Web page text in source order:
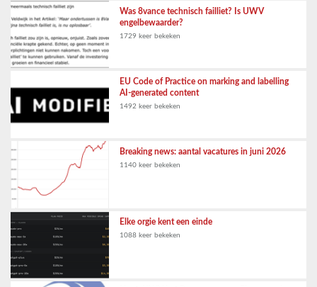
Was 8vance technisch failliet? Is UWV
engelbewaarder?
1729 keer bekeken
EU Code of Practice on marking and labelling
AI-generated content
1492 keer bekeken
Breaking news: aantal vacatures in juni 2026
1140 keer bekeken
Elke orgie kent een einde
1088 keer bekeken